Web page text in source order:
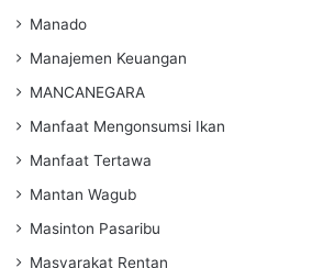
Manado
Manajemen Keuangan
MANCANEGARA
Manfaat Mengonsumsi Ikan
Manfaat Tertawa
Mantan Wagub
Masinton Pasaribu
Masyarakat Rentan